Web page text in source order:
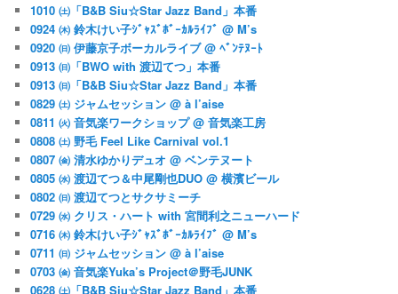
1010 ㈯「B&B Siu☆Star Jazz Band」本番
0924 ㈭ 鈴木けい子ｼﾞｬｽﾞﾎﾞｰｶﾙﾗｲﾌﾞ @ M’s
0920 ㈰ 伊藤京子ボーカルライブ @ ﾍﾞﾝﾃﾇｰﾄ
0913 ㈰「BWO with 渡辺てつ」本番
0913 ㈰「B&B Siu☆Star Jazz Band」本番
0829 ㈯ ジャムセッション @ à l’aise
0811 ㈫ 音気楽ワークショップ @ 音気楽工房
0808 ㈯ 野毛 Feel Like Carnival vol.1
0807 ㈮ 清水ゆかりデュオ @ ベンテヌート
0805 ㈬ 渡辺てつ＆中尾剛也DUO @ 横濱ビール
0802 ㈰ 渡辺てつとサクサミーチ
0729 ㈬ クリス・ハート with 宮間利之ニューハード
0716 ㈭ 鈴木けい子ｼﾞｬｽﾞﾎﾞｰｶﾙﾗｲﾌﾞ @ M’s
0711 ㈰ ジャムセッション @ à l’aise
0703 ㈮ 音気楽Yuka’s Project＠野毛JUNK
0628 ㈯「B&B Siu☆Star Jazz Band」本番